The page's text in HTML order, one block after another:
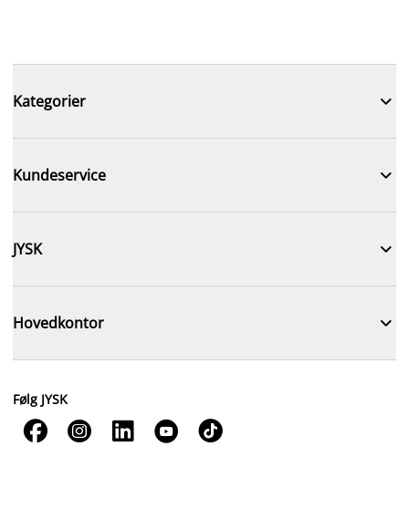
Kategorier 
Kundeservice 
JYSK 
Hovedkontor 
Følg JYSK
    